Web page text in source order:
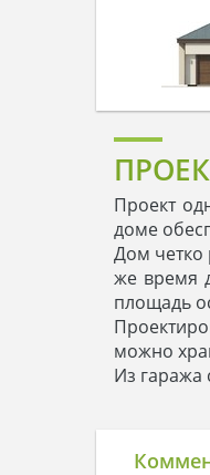
Проект
доме
Дом четко
же время
площадь
можно
Из гаража